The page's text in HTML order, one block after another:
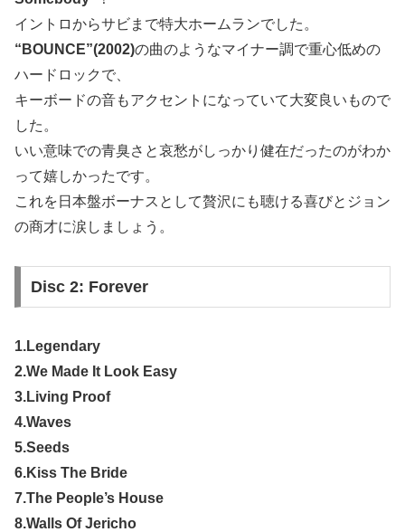
イントロからサビまで特大ホームランでした。
“BOUNCE”(2002)の曲のようなマイナー調で重心低めの
ハードロックで、
キーボードの音もアクセントになっていて大変良いもので
した。
いい意味での青臭さと哀愁がしっかり健在だったのがわか
って嬉しかったです。
これを日本盤ボーナスとして贅沢にも聴ける喜びとジョン
の商才に涙しましょう。
Disc 2: Forever
1.Legendary
2.We Made It Look Easy
3.Living Proof
4.Waves
5.Seeds
6.Kiss The Bride
7.The People’s House
8.Walls Of Jericho